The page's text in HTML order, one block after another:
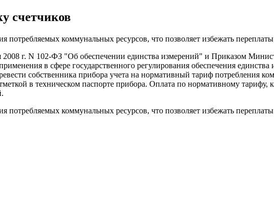
счетчиков
потребляемых коммунальных ресурсов, что позволяет избежать
г. N 102-ФЗ "Об обеспечении единства измерений" и Приказом
в сфере государственного регулирования обеспечения
собственника прибора учета на нормативный тариф потребления
в техническом паспорте прибора. Оплата по нормативному
потребляемых коммунальных ресурсов, что позволяет избежать